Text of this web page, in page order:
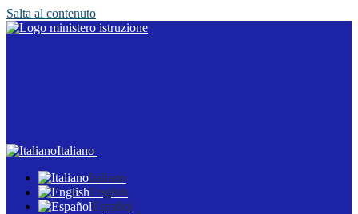
Salta al contenuto
Italiano
Italiano
English
Español